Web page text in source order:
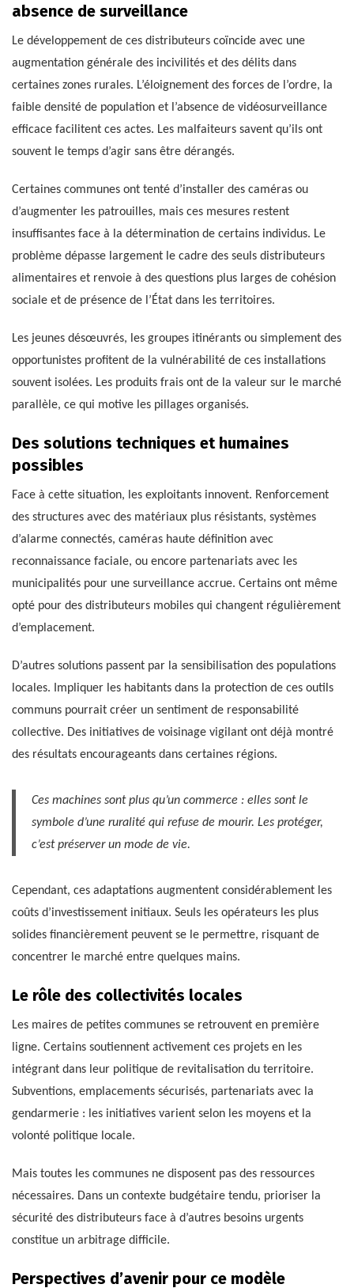
absence de surveillance
Le développement de ces distributeurs coïncide avec une
augmentation générale des incivilités et des délits dans
certaines zones rurales. L’éloignement des forces de l’ordre, la
faible densité de population et l’absence de vidéosurveillance
efficace facilitent ces actes. Les malfaiteurs savent qu’ils ont
souvent le temps d’agir sans être dérangés.
Certaines communes ont tenté d’installer des caméras ou
d’augmenter les patrouilles, mais ces mesures restent
insuffisantes face à la détermination de certains individus. Le
problème dépasse largement le cadre des seuls distributeurs
alimentaires et renvoie à des questions plus larges de cohésion
sociale et de présence de l’État dans les territoires.
Les jeunes désœuvrés, les groupes itinérants ou simplement des
opportunistes profitent de la vulnérabilité de ces installations
souvent isolées. Les produits frais ont de la valeur sur le marché
parallèle, ce qui motive les pillages organisés.
Des solutions techniques et humaines
possibles
Face à cette situation, les exploitants innovent. Renforcement
des structures avec des matériaux plus résistants, systèmes
d’alarme connectés, caméras haute définition avec
reconnaissance faciale, ou encore partenariats avec les
municipalités pour une surveillance accrue. Certains ont même
opté pour des distributeurs mobiles qui changent régulièrement
d’emplacement.
D’autres solutions passent par la sensibilisation des populations
locales. Impliquer les habitants dans la protection de ces outils
communs pourrait créer un sentiment de responsabilité
collective. Des initiatives de voisinage vigilant ont déjà montré
des résultats encourageants dans certaines régions.
Ces machines sont plus qu’un commerce : elles sont le
symbole d’une ruralité qui refuse de mourir. Les protéger,
c’est préserver un mode de vie.
Cependant, ces adaptations augmentent considérablement les
coûts d’investissement initiaux. Seuls les opérateurs les plus
solides financièrement peuvent se le permettre, risquant de
concentrer le marché entre quelques mains.
Le rôle des collectivités locales
Les maires de petites communes se retrouvent en première
ligne. Certains soutiennent activement ces projets en les
intégrant dans leur politique de revitalisation du territoire.
Subventions, emplacements sécurisés, partenariats avec la
gendarmerie : les initiatives varient selon les moyens et la
volonté politique locale.
Mais toutes les communes ne disposent pas des ressources
nécessaires. Dans un contexte budgétaire tendu, prioriser la
sécurité des distributeurs face à d’autres besoins urgents
constitue un arbitrage difficile.
Perspectives d’avenir pour ce modèle